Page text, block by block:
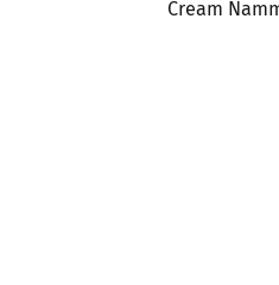
Cream